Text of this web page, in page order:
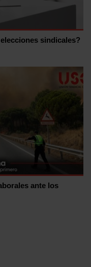
sindicales?
ante los